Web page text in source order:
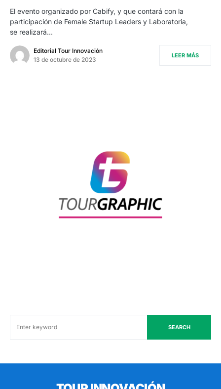
El evento organizado por Cabify, y que contará con la
participación de Female Startup Leaders y Laboratoria,
se realizará…
Editorial Tour Innovación
13 de octubre de 2023
LEER MÁS
SEARCH